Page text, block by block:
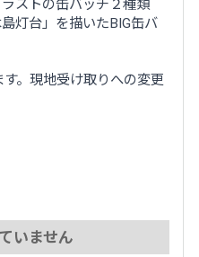
ストの缶バッチ２種類
灯台」を描いたBIG缶バ
。現地受け取りへの変更
いません